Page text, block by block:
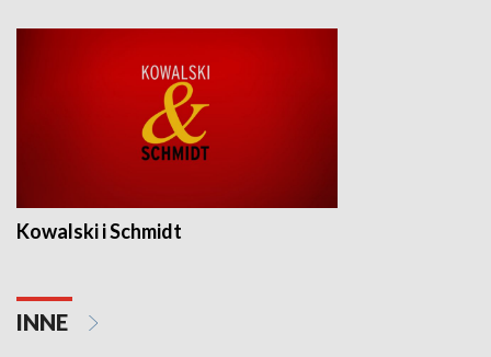
Kowalski i Schmidt
INNE